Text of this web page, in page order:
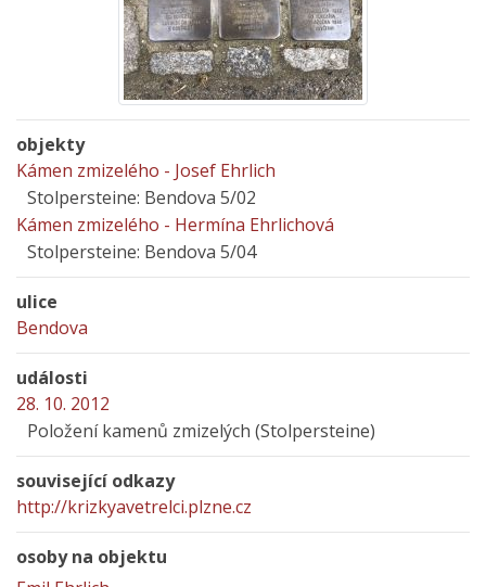
objekty
Kámen zmizelého - Josef Ehrlich
Stolpersteine: Bendova 5/02
Kámen zmizelého - Hermína Ehrlichová
Stolpersteine: Bendova 5/04
ulice
Bendova
události
28. 10. 2012
Položení kamenů zmizelých (Stolpersteine)
související odkazy
http://krizkyavetrelci.plzne.cz
osoby na objektu